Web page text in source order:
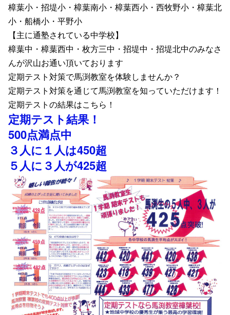
樟葉小・招堤小・樟葉南小・樟葉西小・西牧野小・樟葉北
小・船橋小・平野小
【主に通塾されている中学校】
樟葉中・樟葉西中・枚方三中・招堤中・招堤北中のみなさ
んが沢山お通い頂いております
定期テスト対策で馬渕教室を体験しませんか？
定期テスト対策を通じて馬渕教室を知っていただけます！
定期テストの結果はこちら！
定期テスト結果！
500点満点中
３人に１人は450超
５人に３人が425超